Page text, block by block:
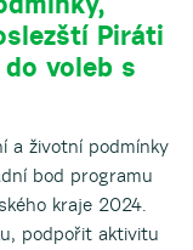
▼
▼
▼
Piráti
voleb s
a životní podmínky
bod programu
kraje 2024.
podpořit aktivitu